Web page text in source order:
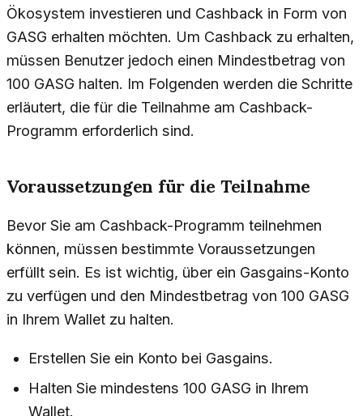
Ökosystem investieren und Cashback in Form von
GASG erhalten möchten. Um Cashback zu erhalten,
müssen Benutzer jedoch einen Mindestbetrag von
100 GASG halten. Im Folgenden werden die Schritte
erläutert, die für die Teilnahme am Cashback-
Programm erforderlich sind.
Voraussetzungen für die Teilnahme
Bevor Sie am Cashback-Programm teilnehmen
können, müssen bestimmte Voraussetzungen
erfüllt sein. Es ist wichtig, über ein Gasgains-Konto
zu verfügen und den Mindestbetrag von 100 GASG
in Ihrem Wallet zu halten.
Erstellen Sie ein Konto bei Gasgains.
Halten Sie mindestens 100 GASG in Ihrem
Wallet.